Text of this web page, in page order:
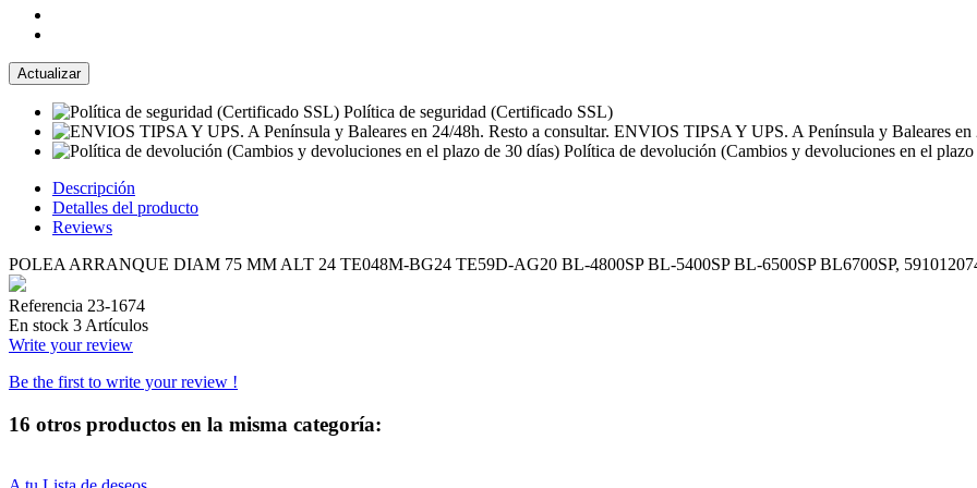
Política de seguridad (Certificado SSL)
ENVIOS TIPSA Y UPS. A Península y Baleares en
Política de devolución (Cambios y devoluciones en el plazo
Descripción
Detalles del producto
Reviews
POLEA ARRANQUE DIAM 75 MM ALT 24 TE048M-BG24 TE59D-AG20 BL-4800SP BL-5400SP BL-6500SP BL6700SP,
Referencia 23-1674
En stock 3 Artículos
Write your review
Be the first to write your review !
16 otros productos en la misma categoría: